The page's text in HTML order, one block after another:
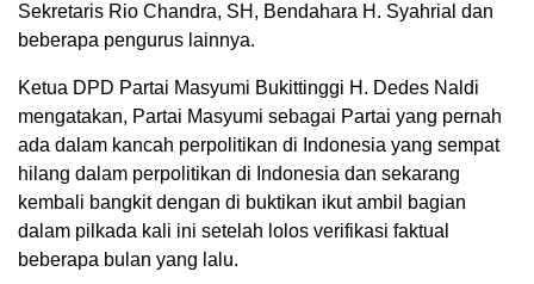
Sekretaris Rio Chandra, SH, Bendahara H. Syahrial dan
beberapa pengurus lainnya.
Ketua DPD Partai Masyumi Bukittinggi H. Dedes Naldi
mengatakan, Partai Masyumi sebagai Partai yang pernah
ada dalam kancah perpolitikan di Indonesia yang sempat
hilang dalam perpolitikan di Indonesia dan sekarang
kembali bangkit dengan di buktikan ikut ambil bagian
dalam pilkada kali ini setelah lolos verifikasi faktual
beberapa bulan yang lalu.